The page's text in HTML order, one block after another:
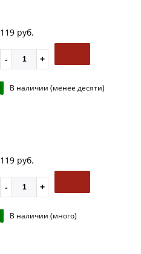
119 руб.
В наличии (менее десяти)
119 руб.
В наличии (много)